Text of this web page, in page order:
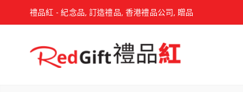
禮品紅 - 紀念品, 訂造禮品, 香港禮品公司, 贈品